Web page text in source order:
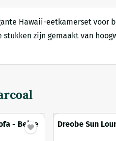
Hawaii-eetkamerset voor
zijn gemaakt van
- Beige
Dreobe Sun